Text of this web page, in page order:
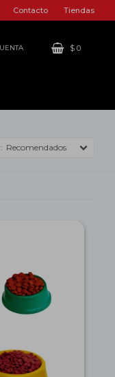
$ 0
Contacto Tiendas
Recomendados